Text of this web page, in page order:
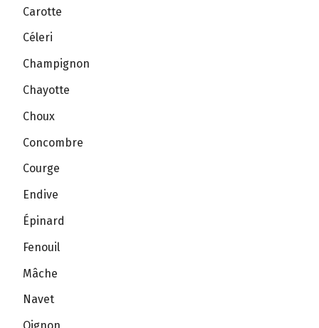
Carotte
Céleri
Champignon
Chayotte
Choux
Concombre
Courge
Endive
Épinard
Fenouil
Mâche
Navet